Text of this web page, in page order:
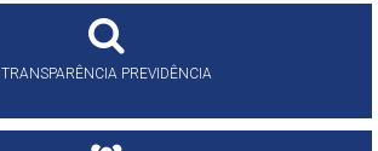
TRANSPARÊNCIA PREVIDÊNCIA